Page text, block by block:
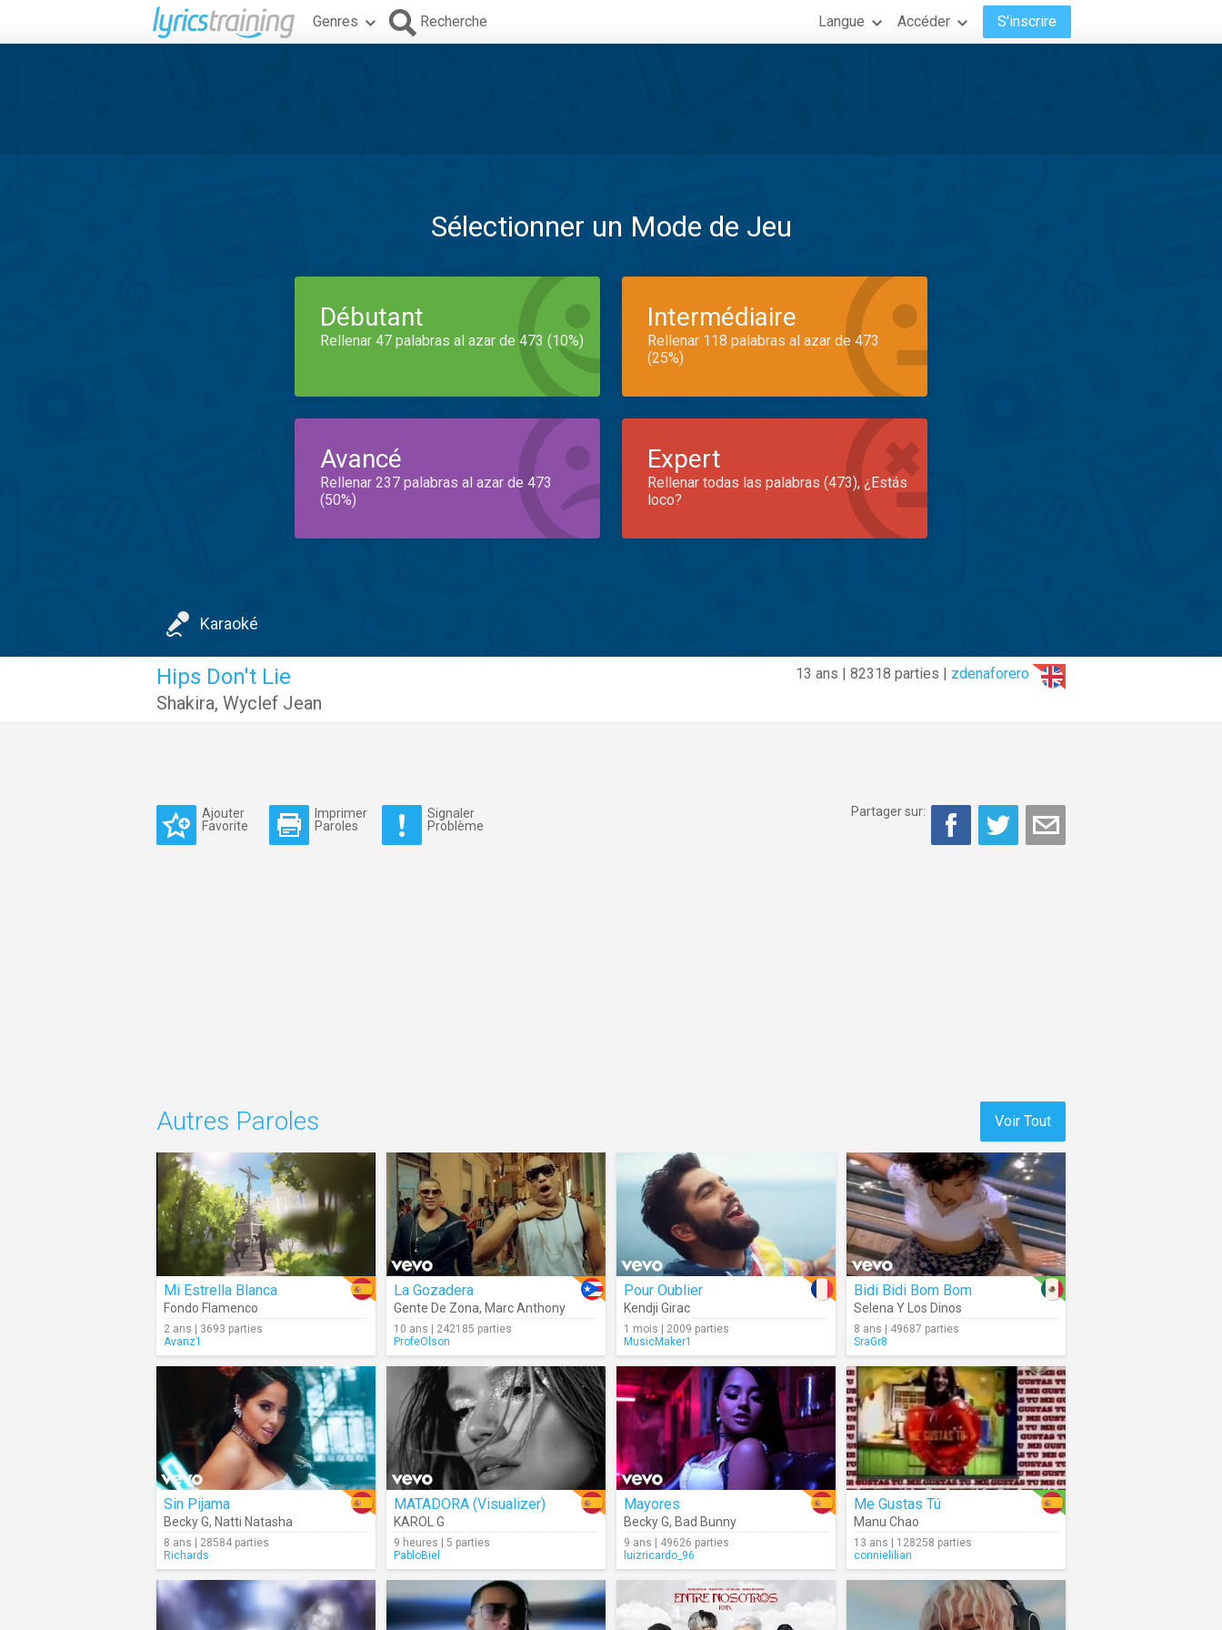
Genres Recherche Langue Accéder S'inscrire
Sélectionner un Mode de Jeu
Débutant
Rellenar 47 palabras al azar de 473 (10%)
Intermédiaire
Rellenar 118 palabras al azar de 473
(25%)
Avancé
Rellenar 237 palabras al azar de 473
(50%)
Expert
Rellenar todas las palabras (473), ¿Estás
loco?
Karaoké
13 ans | 82318 parties | zdenaforero
Hips Don't Lie
Shakira, Wyclef Jean
Ajouter
Favorite
Imprimer
Paroles
Signaler
Problème
Partager sur:
Voir Tout
Autres Paroles
Mi Estrella Blanca
Fondo Flamenco
2 ans | 3693 parties
Avanz1
La Gozadera
Gente De Zona, Marc Anthony
10 ans | 242185 parties
ProfeOlson
Pour Oublier
Kendji Girac
1 mois | 2009 parties
MusicMaker1
Bidi Bidi Bom Bom
Selena Y Los Dinos
8 ans | 49687 parties
SraGr8
Sin Pijama
Becky G, Natti Natasha
8 ans | 28584 parties
Richards
MATADORA (Visualizer)
KAROL G
9 heures | 5 parties
PabloBiel
Mayores
Becky G, Bad Bunny
9 ans | 49626 parties
luizricardo_96
Me Gustas Tú
Manu Chao
13 ans | 128258 parties
connielilian